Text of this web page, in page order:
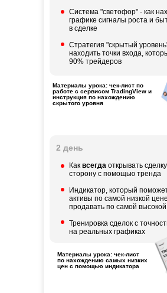
Материалы урока: чек-лист по
работе с сервисом TradingView и
инструкция по нахождению
скрытого уровня
Материалы урока: чек-лист
по нахождению самых низких
цен с помощью индикатора
Система "светофор" - как
графике сигналы роста и
в сделке
Стратегия "скрытый
находить точки входа,
90% трейдеров
2 день
Как всегда открывать
сторону с помощью тренда
Индикатор, который
активы по самой низкой
продавать по самой высокой
Тренировка сделок с
на реальных графиках